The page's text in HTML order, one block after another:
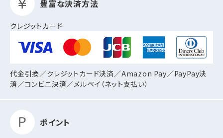
豊富な決済方法
クレジットカード
代金引換／クレジットカード決済／Amazon Pay／PayPay決
済／コンビニ決済／メルペイ（ネット支払い）
ポイント